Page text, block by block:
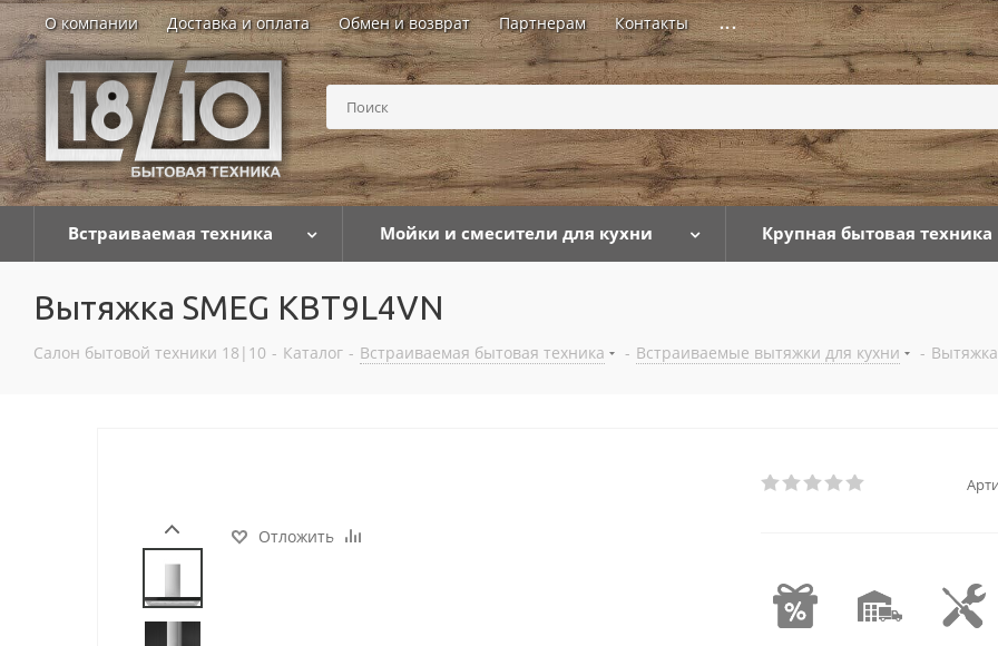
О компании Доставка и оплата Обмен и возврат Партнерам Контакты ...
Встраиваемая техника Мойки и смесители для кухни Крупная бытовая техника
Вытяжка SMEG KBT9L4VN
Салон бытовой техники 18|10 - Каталог - Встраиваемая бытовая техника - Встраиваемые вытяжки для кухни - Вытяжка
Отложить